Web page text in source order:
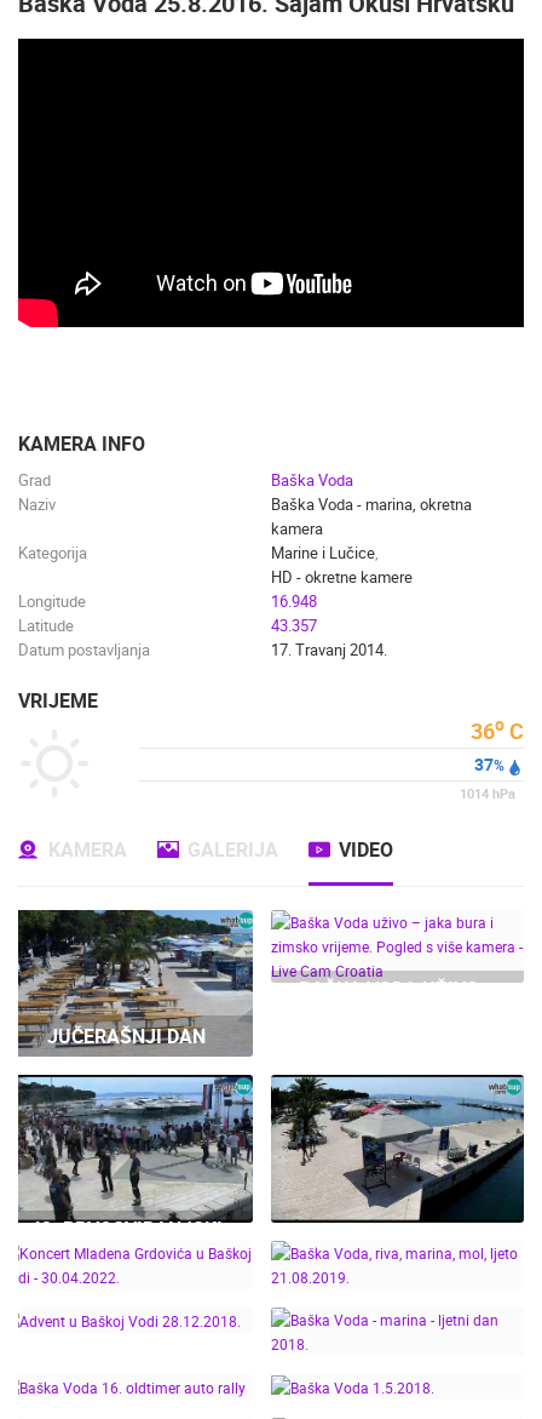
KAMERA INFO
Grad
Baška Voda
Naziv
Baška Voda - marina, okretna
kamera
Kategorija
Marine i Lučice,
HD - okretne kamere
Longitude
16.948
Latitude
43.357
Datum postavljanja
17. Travanj 2014.
VRIJEME
36o C
37%
1014 hPa
KAMERA GALERIJA VIDEO
JUČERAŠNJI DAN
BAŠKA VODA UŽIVO –
CAM CROATIA
43. PRVOSVIBANJSKI
URANAK U BAŠKOJ
VODI, KONCERT GRUPE
01.05.2023.
BAŠKA VODA, RIVA,
09.08.2022.
VODI - 30.04.2022.
21.08.2019.